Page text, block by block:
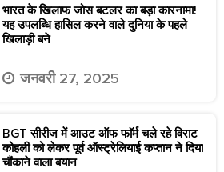
भारत के खिलाफ जोस बटलर का बड़ा कारनामा!
यह उपलब्धि हासिल करने वाले दुनिया के पहले
खिलाड़ी बने
जनवरी 27, 2025
BGT सीरीज में आउट ऑफ फाॅर्म चले रहे विराट
कोहली को लेकर पूर्व ऑस्ट्रेलियाई कप्तान ने दिया
चौंकाने वाला बयान